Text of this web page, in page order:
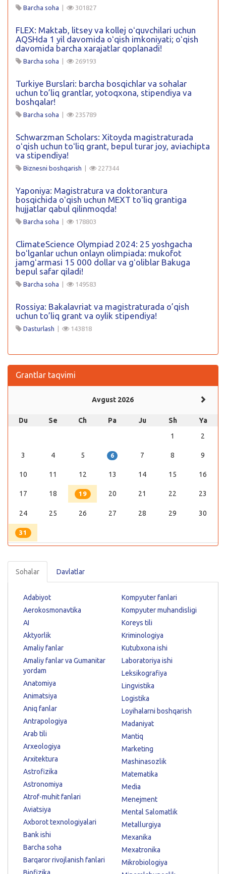
Barcha soha | 301827
FLEX: Maktab, litsey va kollej oʻquvchilari uchun
AQSHda 1 yil davomida oʻqish imkoniyati; oʻqish
davomida barcha xarajatlar qoplanadi!
Barcha soha | 269193
Turkiye Burslari: barcha bosqichlar va sohalar
uchun to’liq grantlar, yotoqxona, stipendiya va
boshqalar!
Barcha soha | 235789
Schwarzman Scholars: Xitoyda magistraturada
oʻqish uchun toʻliq grant, bepul turar joy, aviachipta
va stipendiya!
Biznesni boshqarish | 227344
Yaponiya: Magistratura va doktorantura
bosqichida oʻqish uchun MEXT toʻliq grantiga
hujjatlar qabul qilinmoqda!
Barcha soha | 178803
ClimateScience Olympiad 2024: 25 yoshgacha
boʻlganlar uchun onlayn olimpiada: mukofot
jamgʻarmasi 15 000 dollar va gʻoliblar Bakuga
bepul safar qiladi!
Barcha soha | 149583
Rossiya: Bakalavriat va magistraturada o’qish
uchun to’liq grant va oylik stipendiya!
Dasturlash | 143818
Grantlar taqvimi
Avgust 2026
Du Se Ch Pa Ju Sh
Ya
1
2
3 4 5 6 7 8 9
10 11 12 13 14 15 16
17 18 19 20 21 22 23
24 25 26 27 28 29 30
31
Sohalar Davlatlar
Adabiyot
Aerokosmonavtika
AI
Aktyorlik
Amaliy fanlar
Amaliy fanlar va Gumanitar
yordam
Anatomiya
Animatsiya
Aniq fanlar
Antrapologiya
Arab tili
Arxeologiya
Arxitektura
Astrofizika
Astronomiya
Atrof-muhit fanlari
Aviatsiya
Axborot texnologiyalari
Bank ishi
Barcha soha
Barqaror rivojlanish fanlari
Kompyuter fanlari
Kompyuter muhandisligi
Koreys tili
Kriminologiya
Kutubxona ishi
Laboratoriya ishi
Leksikografiya
Lingvistika
Logistika
Loyihalarni boshqarish
Madaniyat
Mantiq
Marketing
Mashinasozlik
Matematika
Media
Menejment
Mental Salomatlik
Metallurgiya
Mexanika
Mexatronika
Mikrobiologiya